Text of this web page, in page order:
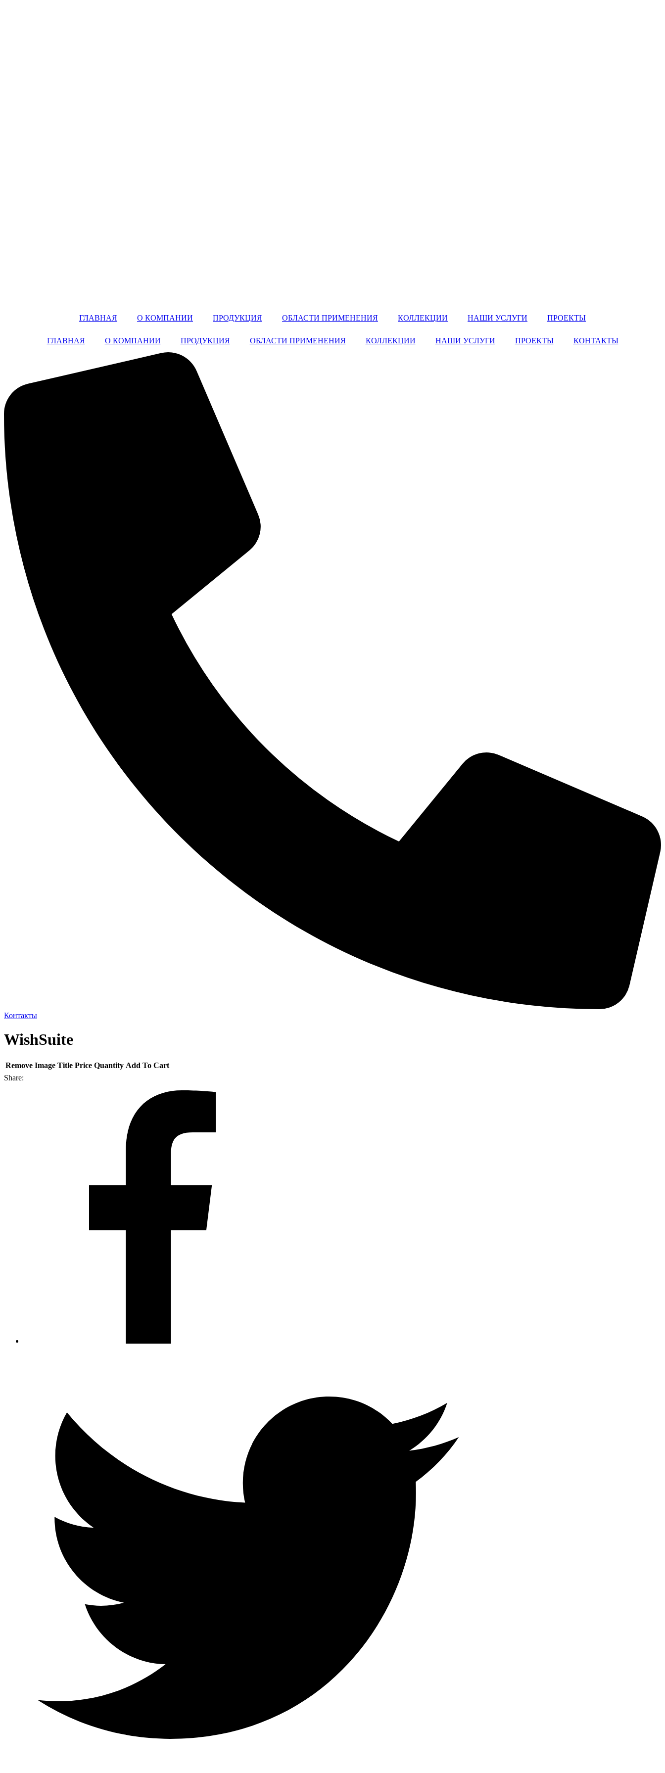
ГЛАВНАЯ О КОМПАНИИ ПРОДУКЦИЯ ОБЛАСТИ ПРИМЕНЕНИЯ КОЛЛЕКЦИИ НАШИ УСЛУГИ ПРОЕКТЫ
ГЛАВНАЯ О КОМПАНИИ ПРОДУКЦИЯ ОБЛАСТИ ПРИМЕНЕНИЯ КОЛЛЕКЦИИ НАШИ УСЛУГИ ПРОЕКТЫ КОНТАКТЫ
Контакты
WishSuite
Remove Image Title Price Quantity Add To Cart
Share: